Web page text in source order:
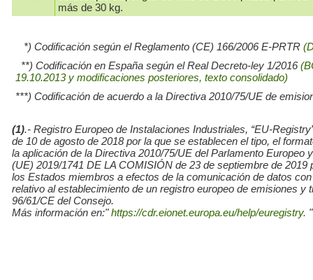
más de 30 kg.
*) Codificación según el Reglamento (CE) 166/2006 E-PRTR
**) Codificación en España según el Real Decreto-ley 1/2016
19.10.2013 y modificaciones posteriores, texto consolidado)
***) Codificación de acuerdo a la Directiva 2010/75/UE de
(1).- Registro Europeo de Instalaciones Industriales, “EU-
de 10 de agosto de 2018 por la que se establecen el tipo, el
la aplicación de la Directiva 2010/75/UE del Parlamento
(UE) 2019/1741 DE LA COMISIÓN de 23 de septiembre de
los Estados miembros a efectos de la comunicación de datos
relativo al establecimiento de un registro europeo de emisiones
96/61/CE del Consejo.
Más información en:"https://cdr.eionet.europa.eu/help/euregistry. "